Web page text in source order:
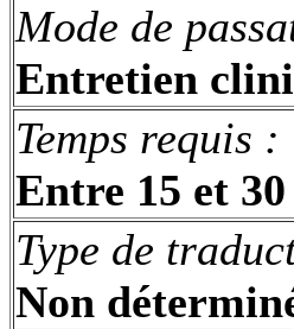
Mode de
Entretien
Temps requis :
Entre 15 et
Type de
Non